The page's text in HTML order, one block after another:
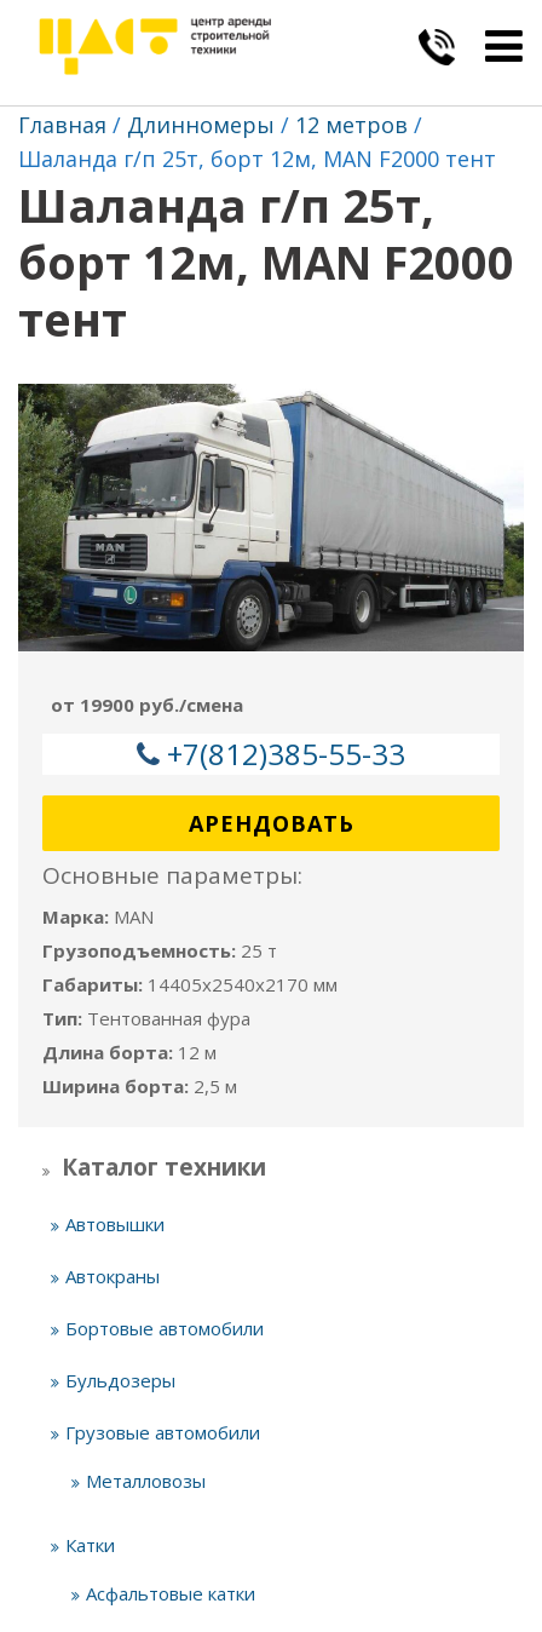
Главная Длинномеры
12 метров
Шаланда г/п 25т, борт 12м, MAN F2000 тент
Шаланда г/п 25т,
борт 12м, MAN F2000
тент
от 19900 руб./смена
+7(812)385-55-33
АРЕНДОВАТЬ
Основные параметры:
Марка: MAN
Грузоподъемность: 25 т
Габариты: 14405x2540x2170 мм
Тип: Тентованная фура
Длина борта: 12 м
Ширина борта: 2,5 м
Каталог техники
Автовышки
Автокраны
Бортовые автомобили
Бульдозеры
Грузовые автомобили
Металловозы
Катки
Асфальтовые катки